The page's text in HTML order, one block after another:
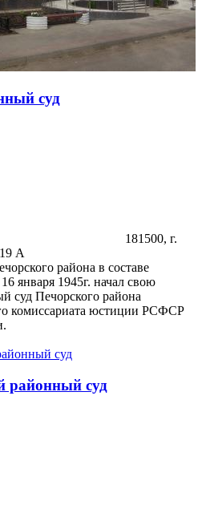
суд
181500, г.
А
района в составе
января 1945г. начал свою
суд Печорского района
комиссариата юстиции РСФСР
районный суд